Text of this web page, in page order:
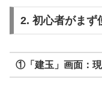
2. 初心者がまず
①「建玉」画面：